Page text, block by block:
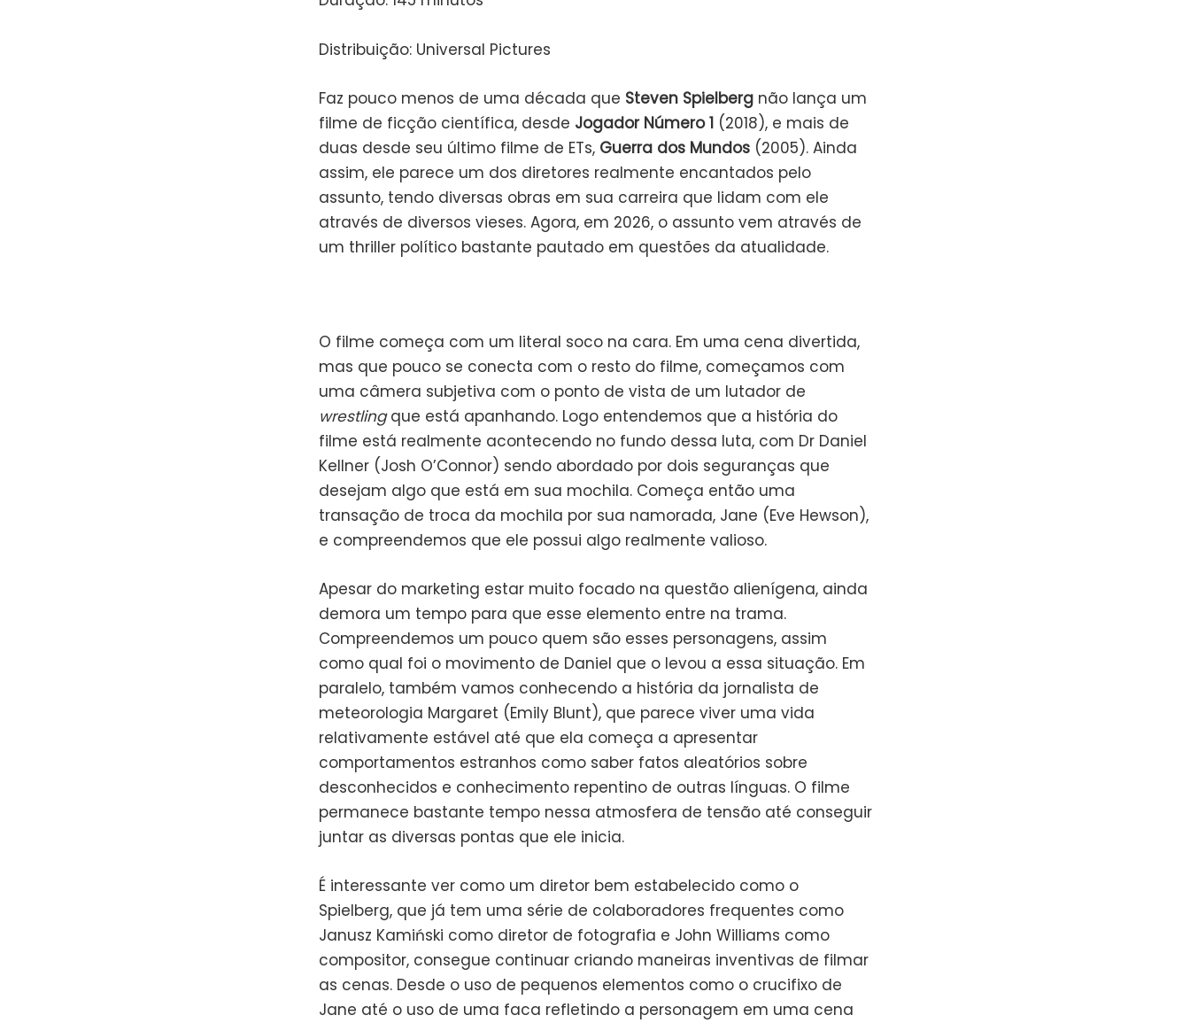
Distribuição: Universal Pictures
Faz pouco menos de uma década que Steven Spielbergnão lança um
filme de ficção científica, desde Jogador Número 1(2018), e mais de
duas desde seu último filme de ETs, Guerra dos Mundos (2005). Ainda
assim, ele parece um dos diretores realmente encantados pelo
assunto, tendo diversas obras em sua carreira que lidam com ele
através de diversos vieses. Agora, em 2026, o assunto vem através de
um thriller político bastante pautado em questões da atualidade.
O filme começa com um literal soco na cara. Em uma cena divertida,
mas que pouco se conecta com o resto do filme, começamos com
uma câmera subjetiva com o ponto de vista de um lutador de
wrestlingque está apanhando. Logo entendemos que a história do
filme está realmente acontecendo no fundo dessa luta, com Dr Daniel
Kellner (Josh O’Connor) sendo abordado por dois seguranças que
desejam algo que está em sua mochila. Começa então uma
transação de troca da mochila por sua namorada, Jane (Eve Hewson),
e compreendemos que ele possui algo realmente valioso.
Apesar do marketing estar muito focado na questão alienígena, ainda
demora um tempo para que esse elemento entre na trama.
Compreendemos um pouco quem são esses personagens, assim
como qual foi o movimento de Daniel que o levou a essa situação. Em
paralelo, também vamos conhecendo a história da jornalista de
meteorologia Margaret (Emily Blunt), que parece viver uma vida
relativamente estável até que ela começa a apresentar
comportamentos estranhos como saber fatos aleatórios sobre
desconhecidos e conhecimento repentino de outras línguas. O filme
permanece bastante tempo nessa atmosfera de tensão até conseguir
juntar as diversas pontas que ele inicia.
É interessante ver como um diretor bem estabelecido como o
Spielberg, que já tem uma série de colaboradores frequentes como
Janusz Kamiński como diretor de fotografia e John Williams como
compositor, consegue continuar criando maneiras inventivas de filmar
as cenas. Desde o uso de pequenos elementos como o crucifixo de
Jane até o uso de uma faca refletindo a personagem em uma cena